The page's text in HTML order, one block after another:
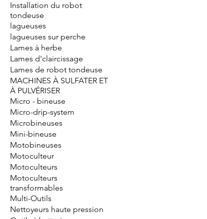
Installation du robot
tondeuse
lagueuses
lagueuses sur perche
Lames à herbe
Lames d'claircissage
Lames de robot tondeuse
MACHINES À SULFATER ET
À PULVÉRISER
Micro - bineuse
Micro-drip-system
Microbineuses
Mini-bineuse
Motobineuses
Motoculteur
Motoculteurs
Motoculteurs
transformables
Multi-Outils
Nettoyeurs haute pression